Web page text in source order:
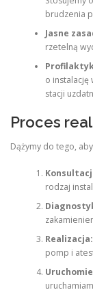
brudzenia
Jasne
rzetelną
o instalację
stacji
Proces
Dążymy do tego,
rodzaj
Realizacja:
pomp i